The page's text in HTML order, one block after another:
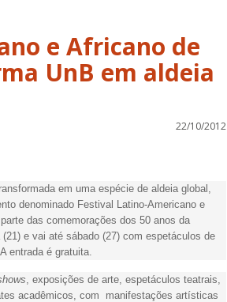
e Africano de
UnB em aldeia
22/10/2012
em uma espécie de aldeia global,
denominado Festival Latino-Americano e
das comemorações dos 50 anos da
e vai até sábado (27) com espetáculos de
entrada é gratuita.
, exposições de arte, espetáculos teatrais,
acadêmicos, com manifestações artísticas